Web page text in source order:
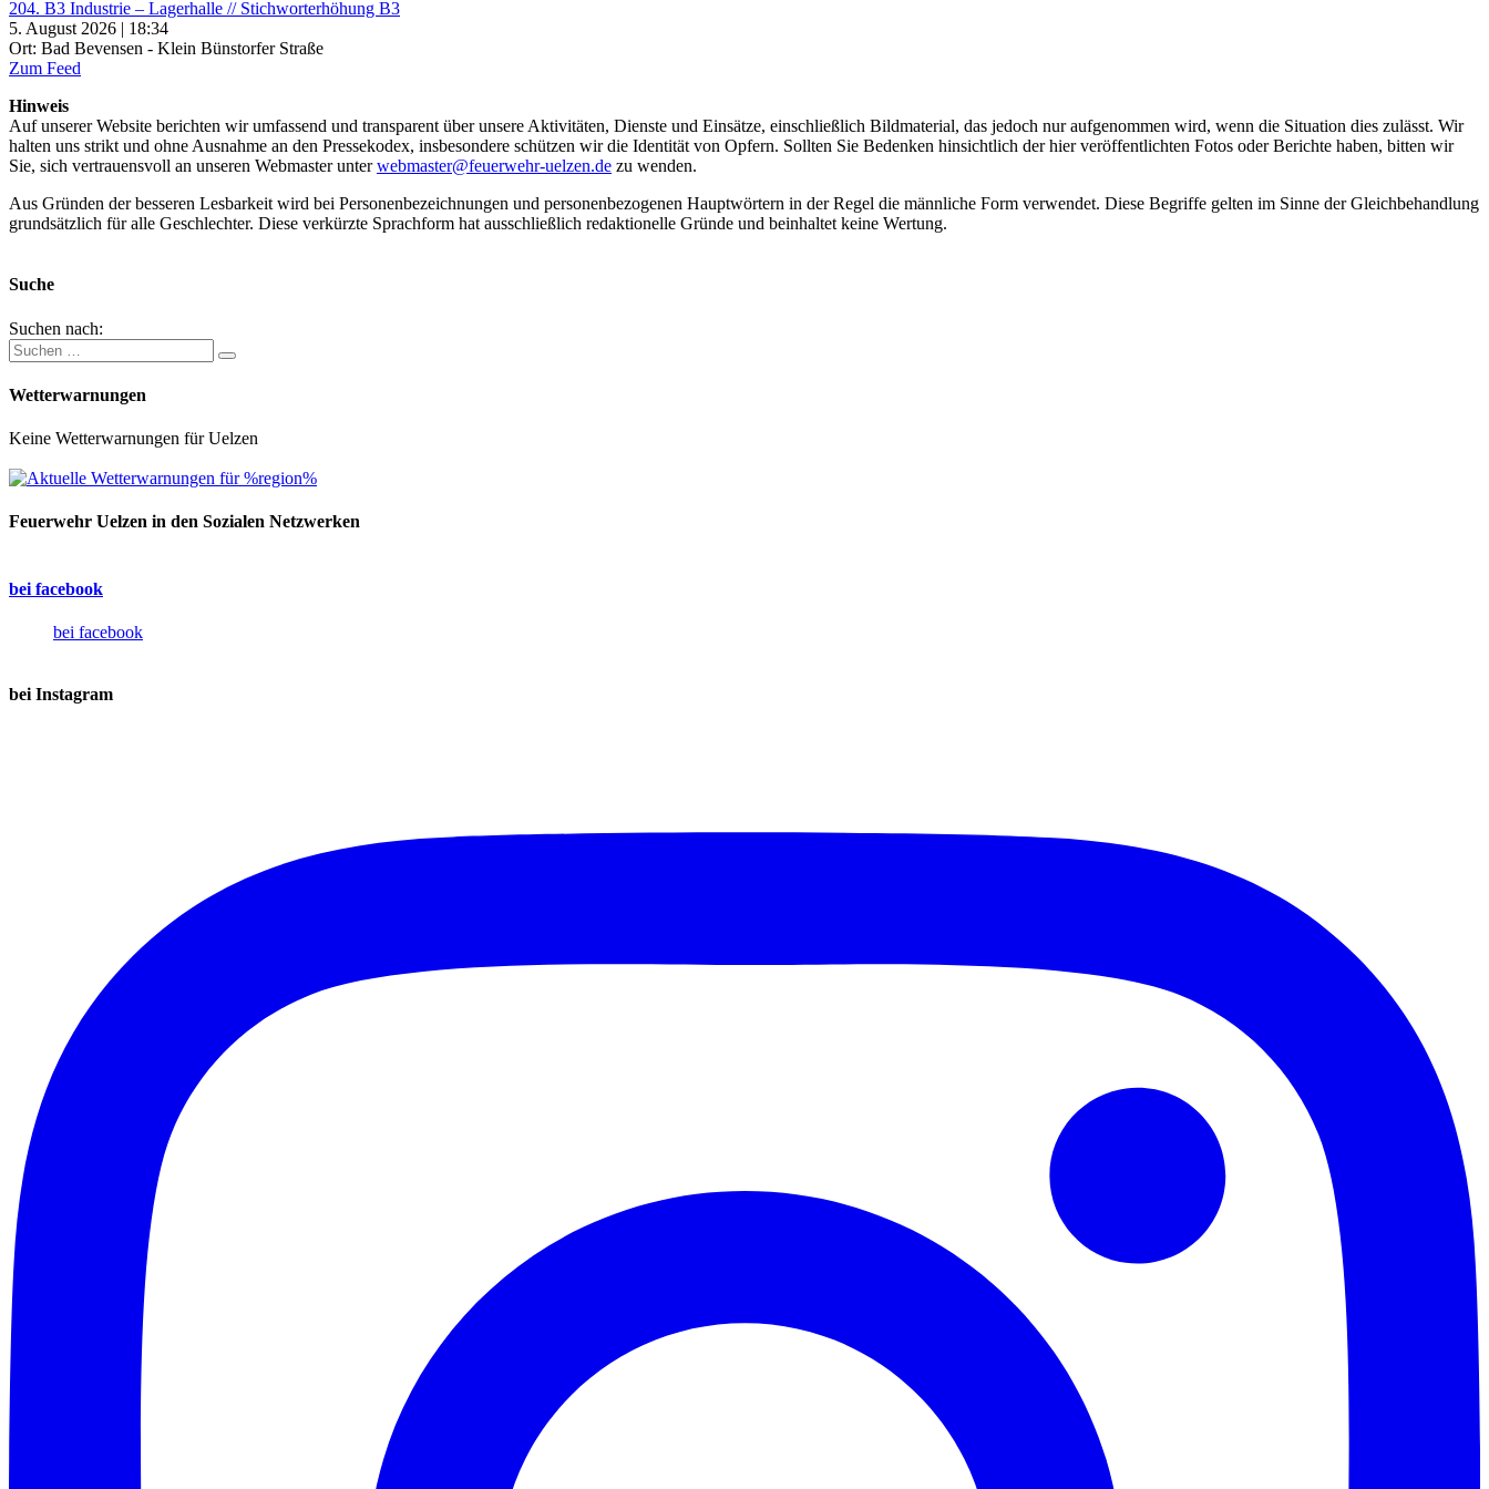
204. B3 Industrie – Lagerhalle // Stichworterhöhung B3
5. August 2026 | 18:34
Ort: Bad Bevensen - Klein Bünstorfer Straße
Zum Feed
Hinweis
Auf unserer Website berichten wir umfassend und transparent über unsere Aktivitäten, Dienste und Einsätze, einschließlich Bildmaterial, das jedoch nur aufgenommen wird, wenn die Situation dies zulässt. Wir
halten uns strikt und ohne Ausnahme an den Pressekodex, insbesondere schützen wir die Identität von Opfern. Sollten Sie Bedenken hinsichtlich der hier veröffentlichten Fotos oder Berichte haben, bitten wir
Sie, sich vertrauensvoll an unseren Webmaster unterwebmaster@feuerwehr-uelzen.de zu wenden.
Aus Gründen der besseren Lesbarkeit wird bei Personenbezeichnungen und personenbezogenen Hauptwörtern in der Regel die männliche Form verwendet. Diese Begriffe gelten im Sinne der Gleichbehandlung
grundsätzlich für alle Geschlechter. Diese verkürzte Sprachform hat ausschließlich redaktionelle Gründe und beinhaltet keine Wertung.
Suche
Suchen nach:
Wetterwarnungen
Keine Wetterwarnungen für Uelzen
Feuerwehr Uelzen in den Sozialen Netzwerken
bei facebook
bei facebook
bei Instagram